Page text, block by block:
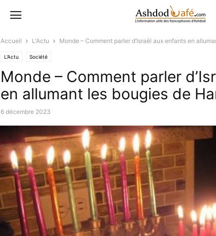
Accueil L'Actu Monde – Comment parler d’Israël aux enfants en
L'Actu Société
Monde – Comment parler
en allumant les bougies de
6 décembre 2023